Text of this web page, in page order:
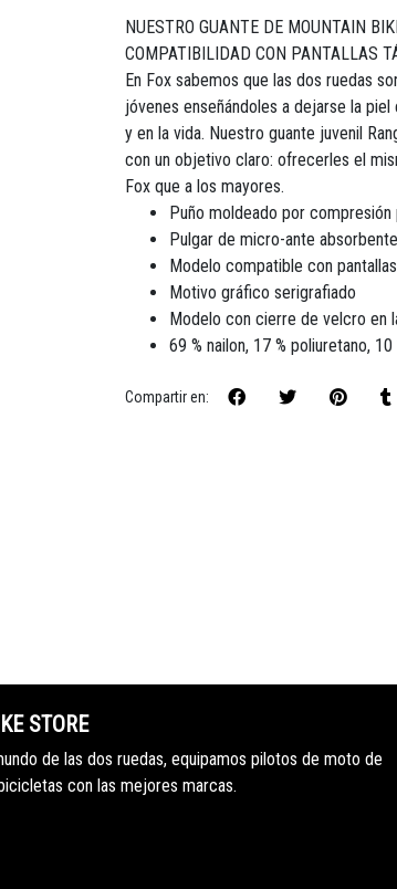
NUESTRO GUANTE DE MOUNTAIN
COMPATIBILIDAD CON PANTALLAS
En Fox sabemos que las dos ruedas
jóvenes enseñándoles a dejarse la
y en la vida. Nuestro guante juvenil
con un objetivo claro: ofrecerles el
Fox que a los mayores.
Puño moldeado por compresión
Pulgar de micro-ante absorbente
Modelo compatible con
Motivo gráfico serigrafiado
Modelo con cierre de velcro en
69 % nailon, 17 % poliuretano,
Compartir en:
STORE
de las dos ruedas, equipamos pilotos de moto de
con las mejores marcas.